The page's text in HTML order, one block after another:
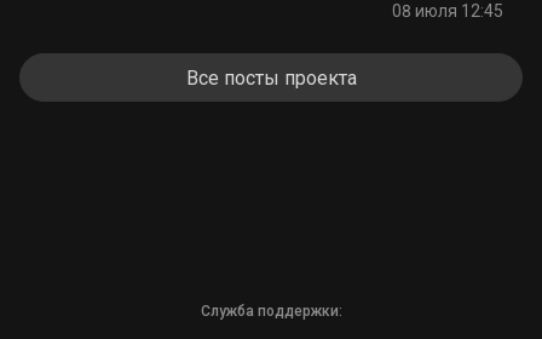
08 июля 12:45
Все посты проекта
Служба поддержки: